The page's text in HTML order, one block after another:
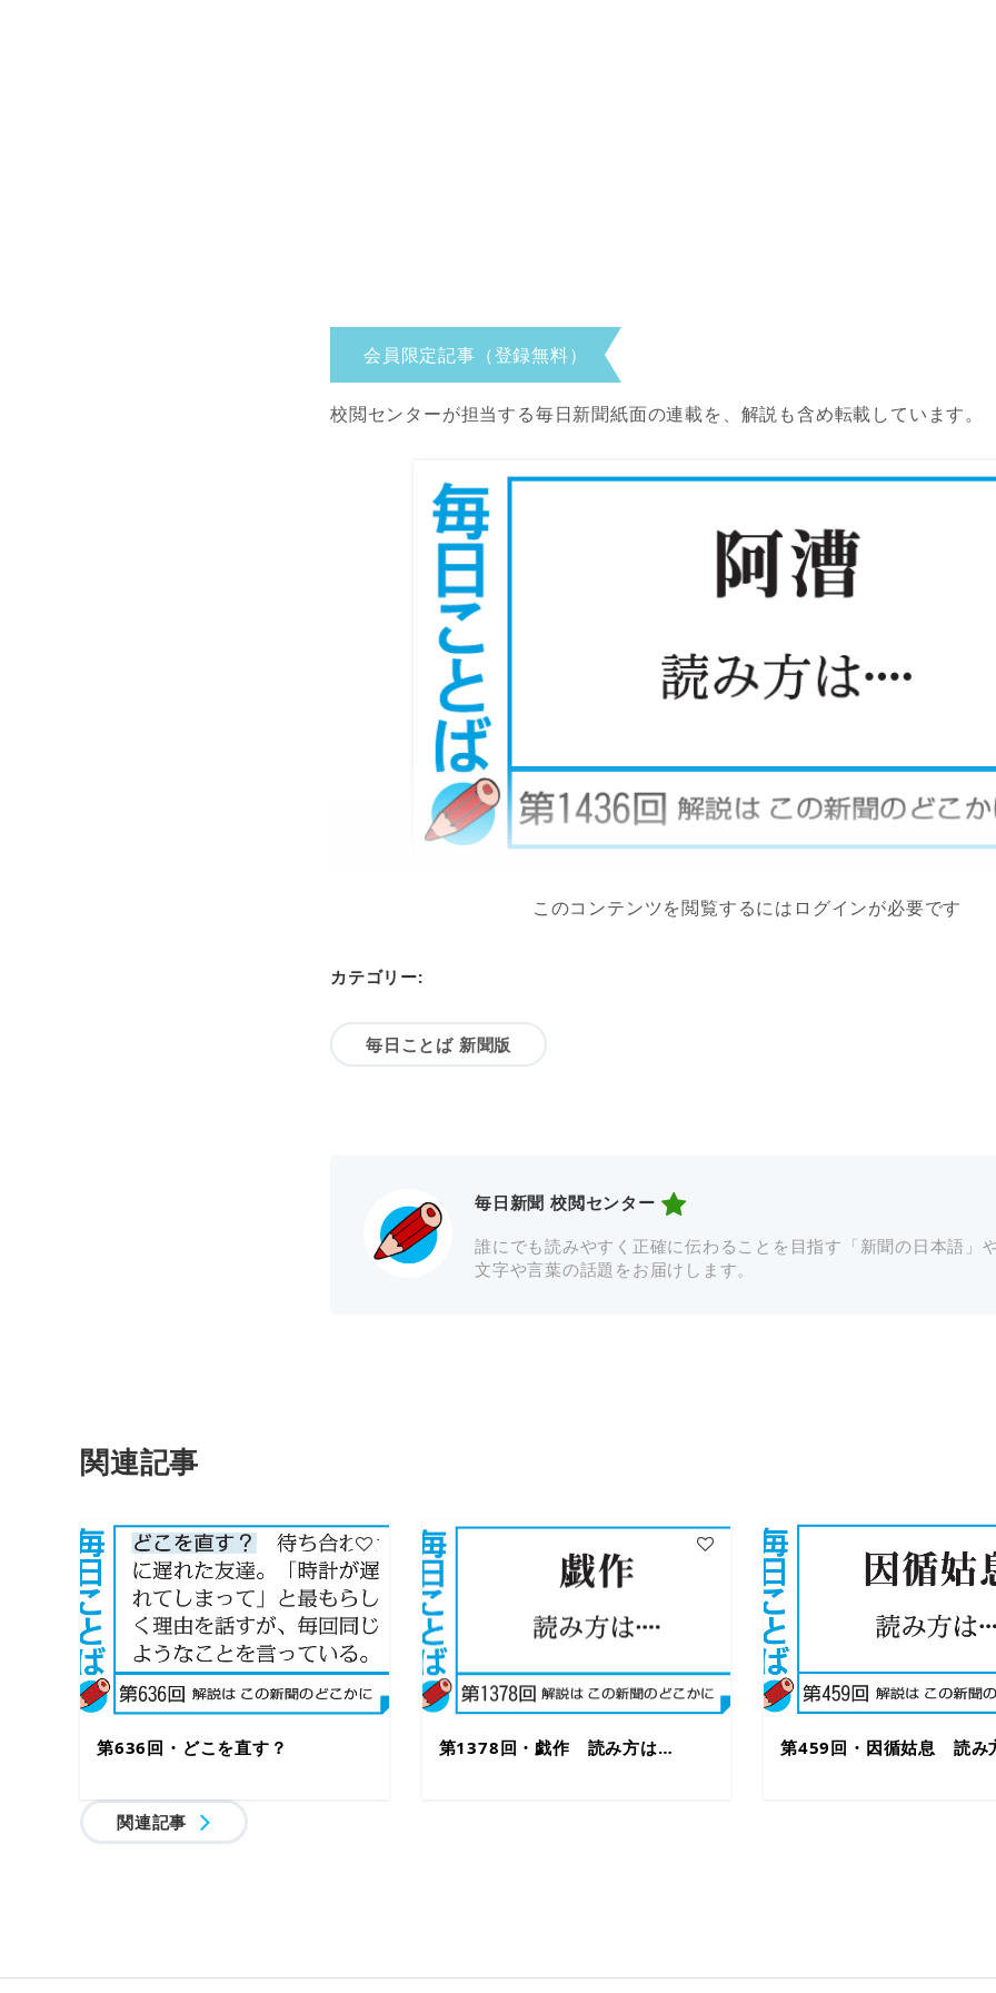
会員限定記事（登録無料）
校閲センターが担当する毎日新聞紙面の連載を、解説も含め転載しています。
このコンテンツを閲覧するにはログインが必要です
カテゴリー:
毎日ことば 新聞版
毎日新聞 校閲センター
誰にでも読みやすく正確に伝わることを目指す「新聞の日本語」
文字や言葉の話題をお届けします。
関連記事
第636回・どこを直す？ 第1378回・戯作 読み方は… 第459回・因循姑息 読み
関連記事